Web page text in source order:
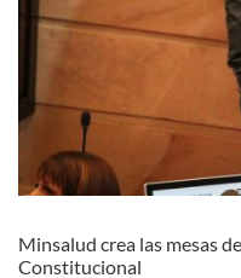
Minsalud crea las mesas
Constitucional